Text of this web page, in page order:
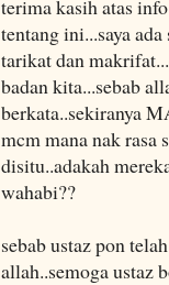
terima kasih atas
tentang ini...saya
tarikat dan
badan kita...sebab
berkata..sekiranya
mcm mana nak rasa
disitu..adakah
wahabi??
sebab ustaz pon
allah..semoga ustaz